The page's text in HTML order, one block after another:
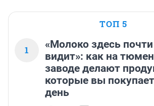
ТОП 5
1
«Молоко здесь
видит»: как на
заводе делают
которые вы
день